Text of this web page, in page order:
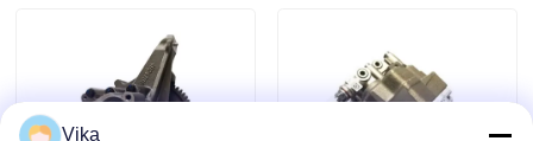
Pièces de rechange de Liugong
Pièces de rechange Cummins
Vika